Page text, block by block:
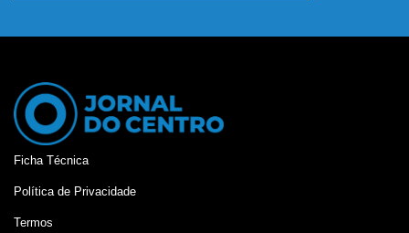
Ficha Técnica
Política de Privacidade
Termos